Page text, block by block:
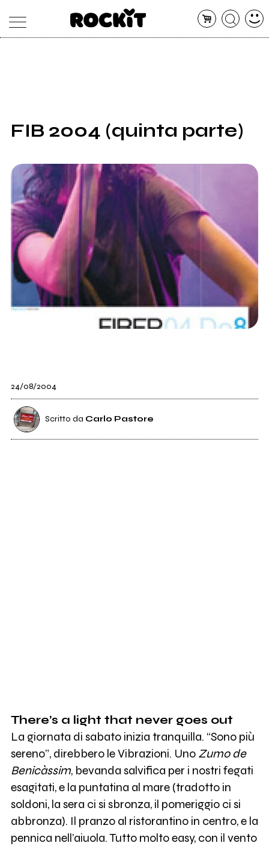
SHOP
FIB 2004 (quinta parte)
24/08/2004
Scritto da Carlo Pastore
There’s a light that never goes out
La giornata di sabato inizia tranquilla. “Sono più
sereno”, direbbero le Vibrazioni. Uno Zumo de
Benicàssim, bevanda salvifica per i nostri fegati
esagitati, e la puntatina al mare (tradotto in
soldoni, la sera ci si sbronza, il pomeriggio ci si
abbronza). Il pranzo al ristorantino in centro, e la
pennica nell’aiuola. Tutto molto easy, con il vento